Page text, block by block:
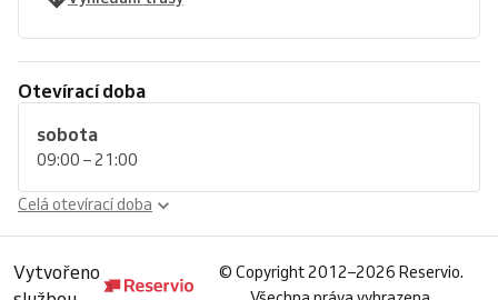
Otevírací doba
sobota
09:00 – 21:00
Celá otevírací doba
Vytvořeno
© Copyright 2012–2026 Reservio.